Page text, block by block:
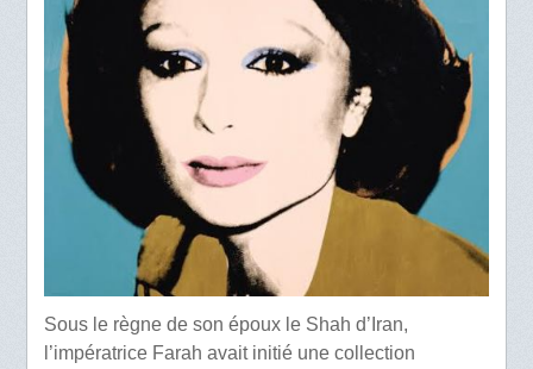
Sous le règne de son époux le Shah d’Iran,
l’impératrice Farah avait initié une collection